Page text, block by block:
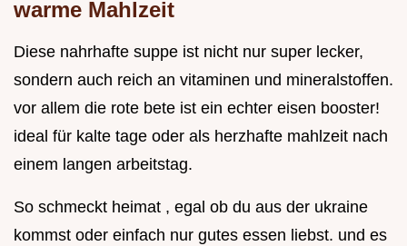
warme Mahlzeit
Diese nahrhafte suppe ist nicht nur super lecker,
sondern auch reich an vitaminen und mineralstoffen.
vor allem die rote bete ist ein echter eisen booster!
ideal für kalte tage oder als herzhafte mahlzeit nach
einem langen arbeitstag.
So schmeckt heimat , egal ob du aus der ukraine
kommst oder einfach nur gutes essen liebst. und es